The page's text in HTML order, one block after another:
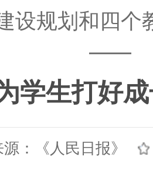
设规划和四个
——
学生打好
：《人民日报》